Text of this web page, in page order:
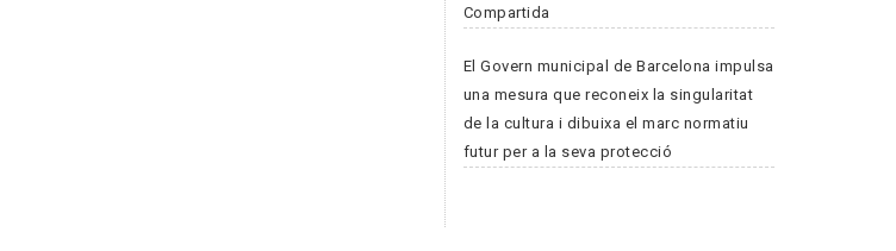
Compartida
El Govern municipal de Barcelona impulsa
una mesura que reconeix la singularitat
de la cultura i dibuixa el marc normatiu
futur per a la seva protecció